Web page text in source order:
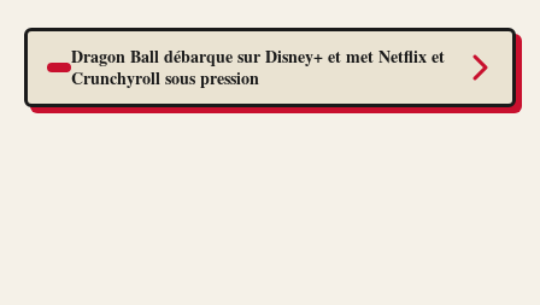
Dragon Ball débarque sur Disney+ et met Netflix et
Crunchyroll sous pression